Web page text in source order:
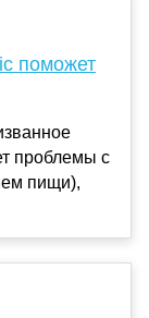
поможет
проблемы с
пищи),